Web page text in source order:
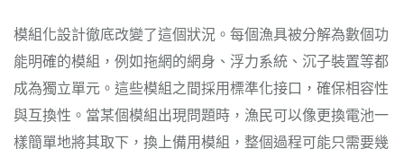
模組化設計徹底改變了這個狀況。每個漁具被分解為數個功
能明確的模組，例如拖網的網身、浮力系統、沉子裝置等都
成為獨立單元。這些模組之間採用標準化接口，確保相容性
與互換性。當某個模組出現問題時，漁民可以像更換電池一
樣簡單地將其取下，換上備用模組，整個過程可能只需要幾